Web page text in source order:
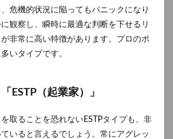
危機的状況に陥ってもパニックになり
観察し、瞬時に最適な判断を下せるリ
非常に高い特徴があります。プロのポ
いタイプです。
ESTP（起業家）」
取ることを恐れないESTPタイプも、非
いると言えるでしょう。常にアグレッ